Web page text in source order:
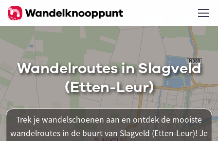
Wandelroutes in Slagveld
(Etten-Leur)
Trek je wandelschoenen aan en ontdek de mooiste
wandelroutes in de buurt van Slagveld (Etten-Leur)! Je